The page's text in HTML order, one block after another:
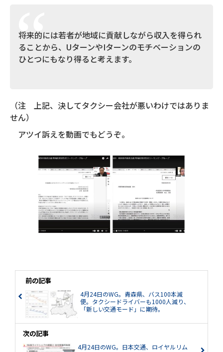
将来的には若者が地域に貢献しながら収入を得られ
ることから、UターンやIターンのモチベーションの
ひとつにもなり得ると考えます。
（注 上記、決してタクシー会社が悪いわけではありま
せん）
アツイ訴えを動画でもどうぞ。
前の記事
4月24日のWG。青森県、バス100本減
便。タクシードライバーも1000人減り、
「新しい交通モード」に期待。
次の記事
4月24日のWG。日本交通、ロイヤルリム